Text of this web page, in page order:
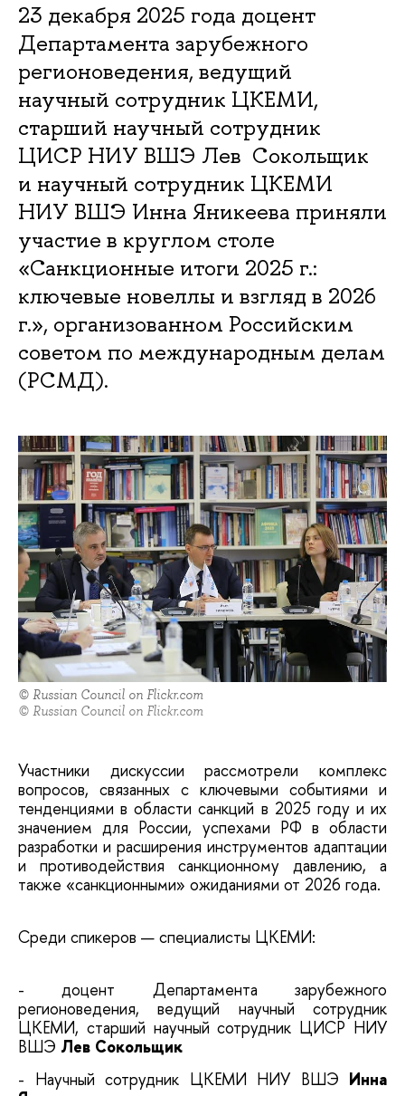
23 декабря 2025 года доцент
Департамента зарубежного
регионоведения, ведущий
научный сотрудник ЦКЕМИ,
старший научный сотрудник
ЦИСР НИУ ВШЭ Лев Сокольщик
и научный сотрудник ЦКЕМИ
НИУ ВШЭ Инна Яникеева приняли
участие в круглом столе
«Санкционные итоги 2025 г.:
ключевые новеллы и взгляд в 2026
г.», организованном Российским
советом по международным делам
(РСМД).
© Russian Council on Flickr.com
© Russian Council on Flickr.com
Участники дискуссии рассмотрели комплекс
вопросов, связанных с ключевыми событиями и
тенденциями в области санкций в 2025 году и их
значением для России, успехами РФ в области
разработки и расширения инструментов адаптации
и противодействия санкционному давлению, а
также «санкционными» ожиданиями от 2026 года.
Среди спикеров — специалисты ЦКЕМИ:
- доцент Департамента зарубежного
регионоведения, ведущий научный сотрудник
ЦКЕМИ, старший научный сотрудник ЦИСР НИУ
ВШЭ Лев Сокольщик
- Научный сотрудник ЦКЕМИ НИУ ВШЭ Инна